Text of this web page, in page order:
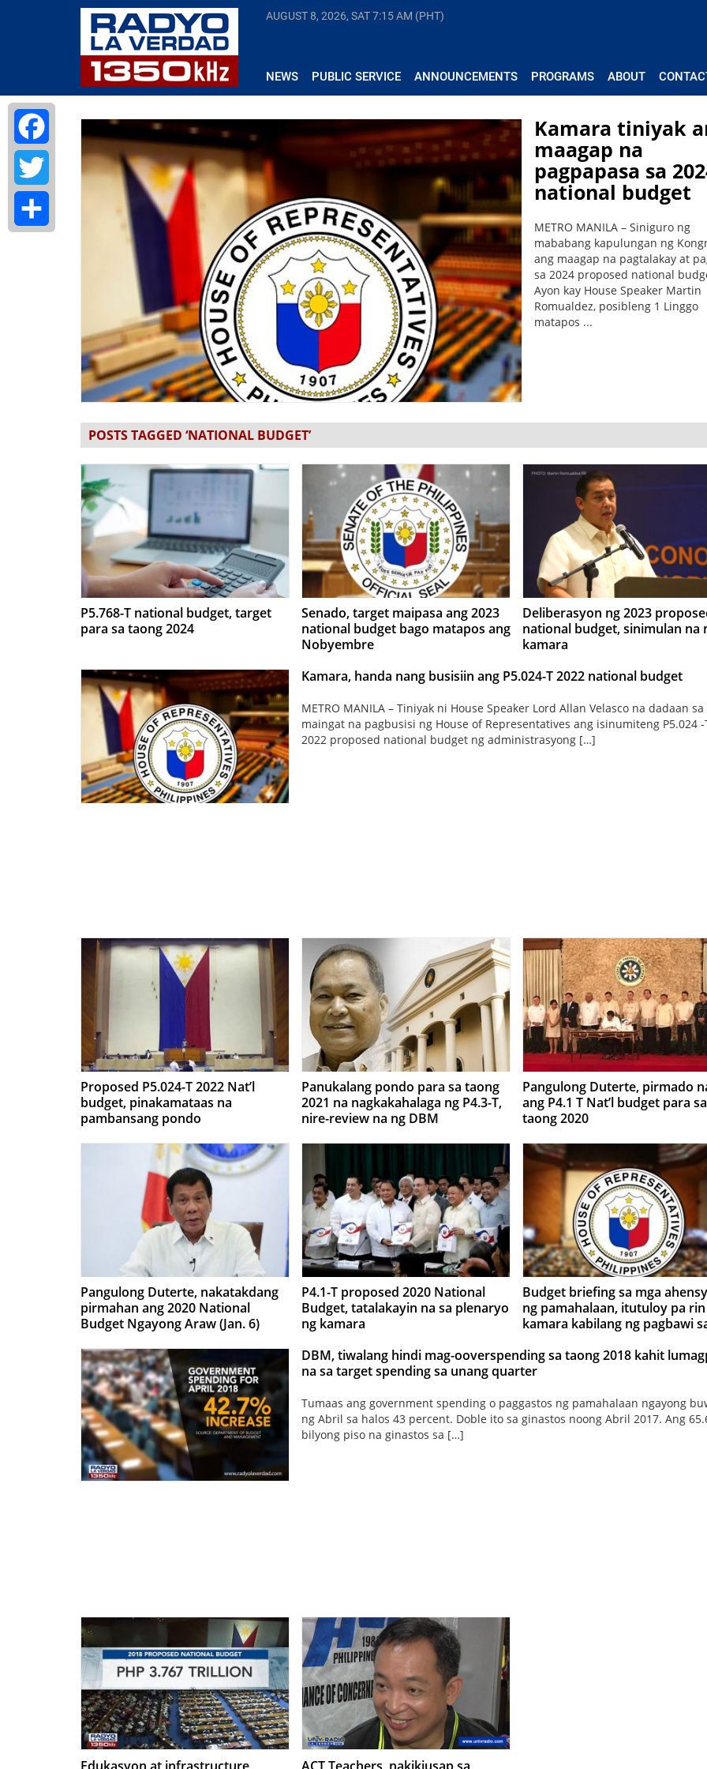
AUGUST 8, 2026, SAT7:15 AM (PHT)
NEWS PUBLIC SERVICE ANNOUNCEMENTS PROGRAMS ABOUT
Kamara tiniyak
maagap na
pagpapasa sa
national budget
METRO MANILA – Siniguro ng
mababang kapulungan ng
ang maagap na pagtalakay at
sa 2024 proposed national
Ayon kay House Speaker Martin
Romualdez, posibleng 1 Linggo
matapos ...
POSTS TAGGED ‘NATIONAL BUDGET’
P5.768-T national budget, target
para sa taong 2024
Senado, target maipasa ang 2023
national budget bago matapos ang
Nobyembre
Deliberasyon ng 2023
national budget, sinimulan na
kamara
Kamara, handa nang busisiin ang P5.024-T 2022 national budget
METRO MANILA – Tiniyak ni House Speaker Lord Allan Velasco na dadaan sa
maingat na pagbusisi ng House of Representatives ang isinumiteng P5.024 -
2022 proposed national budget ng administrasyong […]
Proposed P5.024-T 2022 Nat’l
budget, pinakamataas na
pambansang pondo
Panukalang pondo para sa taong
2021 na nagkakahalaga ng P4.3-T,
nire-review na ng DBM
Pangulong Duterte, pirmado
ang P4.1 T Nat’l budget para sa
taong 2020
Pangulong Duterte, nakatakdang
pirmahan ang 2020 National
Budget Ngayong Araw (Jan. 6)
P4.1-T proposed 2020 National
Budget, tatalakayin na sa plenaryo
ng kamara
Budget briefing sa mga
ng pamahalaan, itutuloy pa
kamara kabilang ng pagbawi
DBM, tiwalang hindi mag-ooverspending sa taong 2018 kahit
na sa target spending sa unang quarter
Tumaas ang government spending o paggastos ng pamahalaan ngayong
ng Abril sa halos 43 percent. Doble ito sa ginastos noong Abril 2017. Ang
bilyong piso na ginastos sa […]
Facebook
Twitter